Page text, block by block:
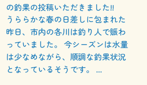
の釣果の投稿いただきました!!
うららかな春の日差しに包まれた
昨日、市内の各川は釣り人で賑わ
っていました。 今シーズンは水量
は少なめながら、順調な釣果状況
となっているそうです。 ...